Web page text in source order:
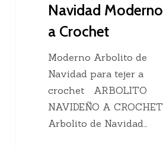
Navidad Moderno
a Crochet
Moderno Arbolito de
Navidad para tejer a
crochet ARBOLITO
NAVIDEÑO A CROCHET
Arbolito de Navidad…